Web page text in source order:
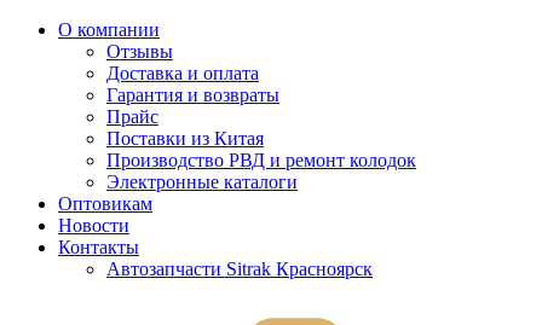
О компании
Отзывы
Доставка и оплата
Гарантия и возвраты
Прайс
Поставки из Китая
Производство РВД и ремонт колодок
Электронные каталоги
Оптовикам
Новости
Контакты
Автозапчасти Sitrak Красноярск